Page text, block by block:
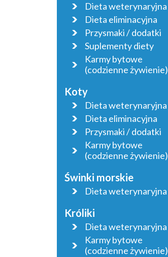
Dieta weterynaryjna
Dieta eliminacyjna
Przysmaki / dodatki
Suplementy diety
Karmy bytowe
(codzienne żywienie)
Koty
Dieta weterynaryjna
Dieta eliminacyjna
Przysmaki / dodatki
Karmy bytowe
(codzienne żywienie)
Świnki morskie
Dieta weterynaryjna
Króliki
Dieta weterynaryjna
Karmy bytowe
(codzienne żywienie)